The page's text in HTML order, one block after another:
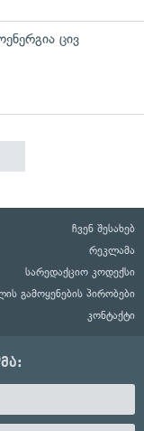
ცივ
ჩვენ შესახებ
რეკლამა
სარედაქციო კოდექსი
გამოყენების პირობები
კონტაქტი